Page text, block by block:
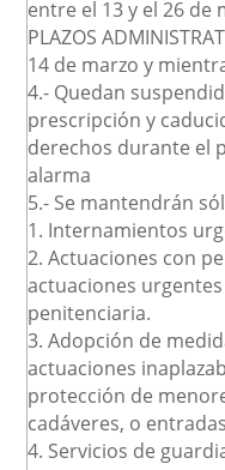
entre el 13 y el 26 de
PLAZOS
14 de marzo y
4.- Quedan
prescripción y
derechos durante el
alarma
5.- Se mantendrán
1. Internamientos
2. Actuaciones con
actuaciones
penitenciaria.
3. Adopción de
actuaciones
protección de
cadáveres, o
4. Servicios de